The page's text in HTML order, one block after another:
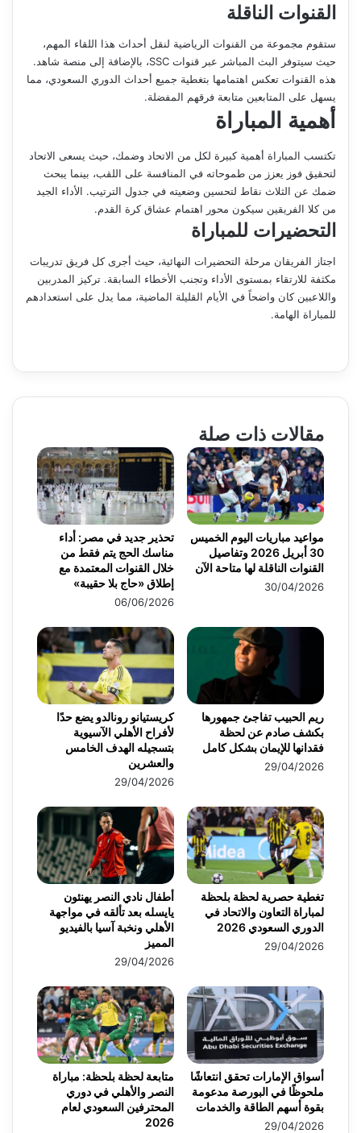
القنوات الناقلة
ستقوم مجموعة من القنوات الرياضية لنقل أحداث هذا اللقاء المهم،
حيث سيتوفر البث المباشر عبر قنوات SSC، بالإضافة إلى منصة شاهد.
هذه القنوات تعكس اهتمامها بتغطية جميع أحداث الدوري السعودي، مما
يسهل على المتابعين متابعة فرقهم المفضلة.
أهمية المباراة
تكتسب المباراة أهمية كبيرة لكل من الاتحاد وضمك، حيث يسعى الاتحاد
لتحقيق فوز يعزز من طموحاته في المنافسة على اللقب، بينما يبحث
ضمك عن الثلاث نقاط لتحسين وضعيته في جدول الترتيب. الأداء الجيد
من كلا الفريقين سيكون محور اهتمام عشاق كرة القدم.
التحضيرات للمباراة
اجتاز الفريقان مرحلة التحضيرات النهائية، حيث أجرى كل فريق تدريبات
مكثفة للارتقاء بمستوى الأداء وتجنب الأخطاء السابقة. تركيز المدربين
واللاعبين كان واضحاً في الأيام القليلة الماضية، مما يدل على استعدادهم
للمباراة الهامة.
مقالات ذات صلة
تحذير جديد في مصر: أداء
مناسك الحج يتم فقط من
خلال القنوات المعتمدة مع
إطلاق «حاج بلا حقيبة»
06/06/2026
مواعيد مباريات اليوم الخميس
30 أبريل 2026 وتفاصيل
القنوات الناقلة لها متاحة الآن
30/04/2026
كريستيانو رونالدو يضع حدًا
لأفراح الأهلي الآسيوية
بتسجيله الهدف الخامس
والعشرين
29/04/2026
ريم الحبيب تفاجئ جمهورها
بكشف صادم عن لحظة
فقدانها للإيمان بشكل كامل
29/04/2026
أطفال نادي النصر يهنئون
يايسله بعد تألقه في مواجهة
الأهلي ونخبة آسيا بالفيديو
المميز
29/04/2026
تغطية حصرية لحظة بلحظة
لمباراة التعاون والاتحاد في
الدوري السعودي 2026
29/04/2026
متابعة لحظة بلحظة: مباراة
النصر والأهلي في دوري
المحترفين السعودي لعام
2026
أسواق الإمارات تحقق انتعاشًا
ملحوظًا في البورصة مدعومة
بقوة أسهم الطاقة والخدمات
29/04/2026